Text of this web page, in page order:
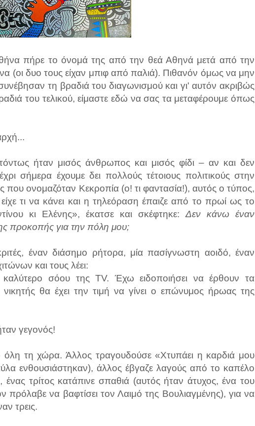
πήρε το όνομά της από την θεά Αθηνά μετά από την
(οι δυο τους είχαν μπιφ από παλιά). Πιθανόν όμως να μην
τη βραδιά του διαγωνισμού και γι' αυτόν ακριβώς
του τελικού, είμαστε εδώ να σας τα μεταφέρουμε όπως
ήταν μισός άνθρωπος και μισός φίδι – αν και δεν
σήμερα έχουμε δει πολλούς τέτοιους πολιτικούς στην
ονομαζόταν Κεκροπία (ο! τι φαντασία!), αυτός ο τύπος,
τι να κάνει και η τηλεόραση έπαιζε από το πρωί ως το
κι Ελένης», έκατσε και σκέφτηκε: Δεν κάνω έναν
προκοπής για την πόλη μου;
έναν διάσημο ρήτορα, μία πασίγνωστη αοιδό, έναν
και τους λέει:
σόου της TV. Έχω ειδοποιήσει να έρθουν τα
θα έχει την τιμή να γίνει ο επώνυμος ήρωας της
γεγονός!
όλη τη χώρα. Άλλος τραγουδούσε «Χτυπάει η καρδιά μου
ενθουσιάστηκαν), άλλος έβγαζε λαγούς από το καπέλο
ένας τρίτος κατάπινε σπαθιά (αυτός ήταν άτυχος, ένα του
πρόλαβε να βαφτίσει τον Λαιμό της Βουλιαγμένης), για να
τρεις.